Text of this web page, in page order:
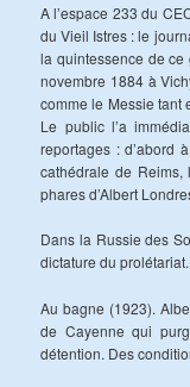
A l’espace 233 du
du Vieil Istres : le
la quintessence de
novembre 1884 à
comme le Messie
Le public l’a
reportages : d’abord
cathédrale de Reims,
phares d’Albert
Dans la Russie des
dictature du prolétariat.
Au bagne (1923).
de Cayenne qui
détention. Des